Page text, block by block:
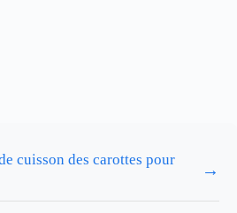
cuisson des carottes pour
→